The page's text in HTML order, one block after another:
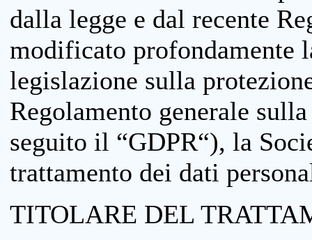
dalla legge e dal recente
modificato profondamente
legislazione sulla
Regolamento generale
seguito il “GDPR“), la
trattamento dei dati
TITOLARE DEL